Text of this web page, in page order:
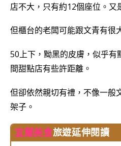
店不大，只有約12個座位。又
但櫃台的老闆可能跟文青有很
50上下，黝黑的皮膚，似乎
間甜點店有些許距離。
但卻依然親切有禮，不像一般
架子。
宜蘭美食旅遊延伸閱讀